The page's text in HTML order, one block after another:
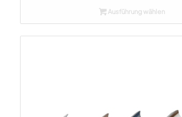
CHF 60.00
Ausführung wählen